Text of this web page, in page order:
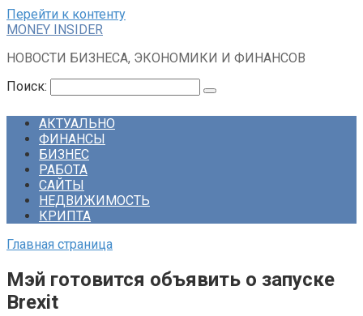
Перейти к контенту
MONEY INSIDER
НОВОСТИ БИЗНЕСА, ЭКОНОМИКИ И ФИНАНСОВ
Поиск:
АКТУАЛЬНО
ФИНАНСЫ
БИЗНЕС
РАБОТА
САЙТЫ
НЕДВИЖИМОСТЬ
КРИПТА
Главная страница
Мэй готовится объявить о запуске
Brexit